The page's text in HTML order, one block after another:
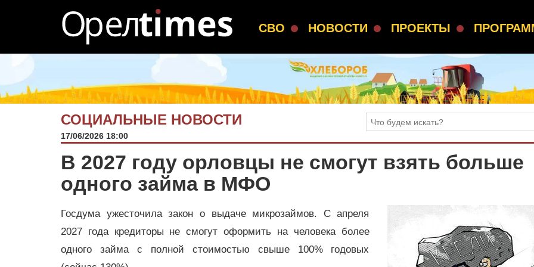
СВО НОВОСТИ ПРОЕКТЫ
СОЦИАЛЬНЫЕ НОВОСТИ
17/06/2026 18:00
В 2027 году орловцы не смогут взять больше
одного займа в МФО
Госдума ужесточила закон о выдаче микрозаймов. С апреля
2027 года кредиторы не смогут оформить на человека более
одного займа с полной стоимостью свыше 100% годовых